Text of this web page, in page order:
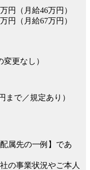
円（月給46万円）
円（月給67万円）
更なし）
まで／規定あり）
属先の一例】であ
の事業状況やご本人